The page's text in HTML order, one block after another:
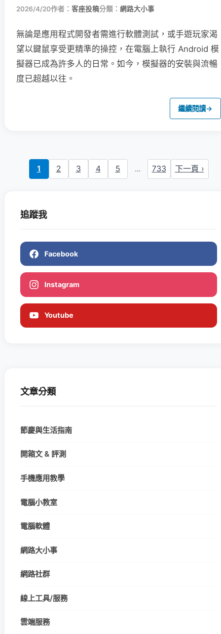
2026/4/20作者： 客座投稿分類： 網路大小事
無論是應用程式開發者需進行軟體測試，或手遊玩家渴
望以鍵鼠享受更精準的操控，在電腦上執行 Android 模
擬器已成為許多人的日常。如今，模擬器的安裝與流暢
度已超越以往。
繼續閱讀→
1 2 3 4 5 ... 733 下一頁 ›
追蹤我
Facebook
Instagram
Youtube
文章分類
節慶與生活指南
開箱文 & 評測
手機應用教學
電腦小教室
電腦軟體
網路大小事
網路社群
線上工具/服務
雲端服務